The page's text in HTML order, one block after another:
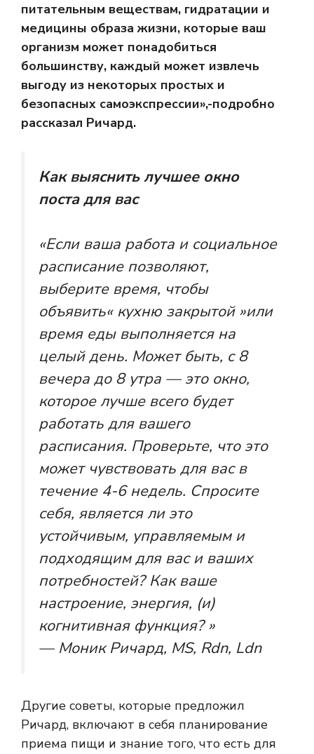
питательным веществам, гидратации и
медицины образа жизни, которые ваш
организм может понадобиться
большинству, каждый может извлечь
выгоду из некоторых простых и
безопасных самоэкспрессии»,-подробно
рассказал Ричард.
Как выяснить лучшее окно
поста для вас
«Если ваша работа и социальное
расписание позволяют,
выберите время, чтобы
объявить« кухню закрытой »или
время еды выполняется на
целый день. Может быть, с 8
вечера до 8 утра — это окно,
которое лучше всего будет
работать для вашего
расписания. Проверьте, что это
может чувствовать для вас в
течение 4-6 недель. Спросите
себя, является ли это
устойчивым, управляемым и
подходящим для вас и ваших
потребностей? Как ваше
настроение, энергия, (и)
когнитивная функция? »
— Моник Ричард, MS, Rdn, Ldn
Другие советы, которые предложил
Ричард, включают в себя планирование
приема пищи и знание того, что есть для